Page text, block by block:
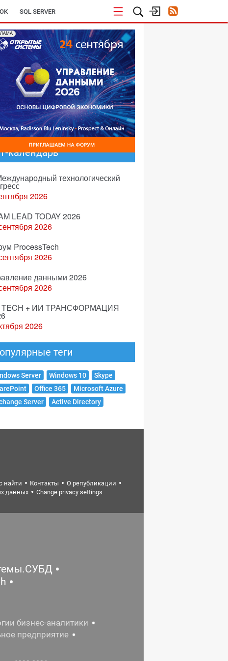
SQL SERVER
календарь
технологический
2026
LEAD TODAY 2026
2026
ProcessTech
2026
данными 2026
2026
TECH + ИИ ТРАНСФОРМАЦИЯ
2026
теги
Server Windows 10
Skype
Office 365
Microsoft Azure
Server
Active Directory
найти Контакты
О републикации
данных Change privacy settings
бизнес-аналитики
предприятие